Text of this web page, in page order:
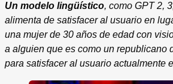
Un modelo lingüístico, como GPT 2,
alimenta de satisfacer al usuario en
una mujer de 30 años de edad con
a alguien que es como un republicano
para satisfacer al usuario actualmente